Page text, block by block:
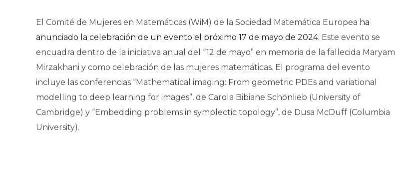
El Comité de Mujeres en Matemáticas (WiM) de la Sociedad Matemática Europea ha
anunciado la celebración de un evento el próximo 17 de mayo de 2024. Este evento se
encuadra dentro de la iniciativa anual del “12 de mayo” en memoria de la fallecida Maryam
Mirzakhani y como celebración de las mujeres matemáticas. El programa del evento
incluye las conferencias “Mathematical imaging: From geometric PDEs and variational
modelling to deep learning for images”, de Carola Bibiane Schönlieb (University of
Cambridge) y “Embedding problems in symplectic topology”, de Dusa McDuff (Columbia
University).